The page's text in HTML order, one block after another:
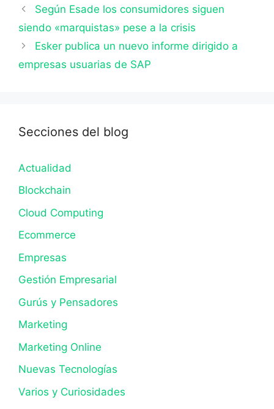
Según Esade los consumidores siguen
siendo «marquistas» pese a la crisis
Esker publica un nuevo informe dirigido a
empresas usuarias de SAP
Secciones del blog
Actualidad
Blockchain
Cloud Computing
Ecommerce
Empresas
Gestión Empresarial
Gurús y Pensadores
Marketing
Marketing Online
Nuevas Tecnologías
Varios y Curiosidades